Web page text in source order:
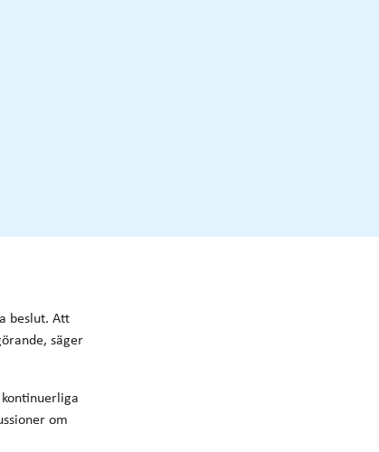
beslut. Att
säger
om